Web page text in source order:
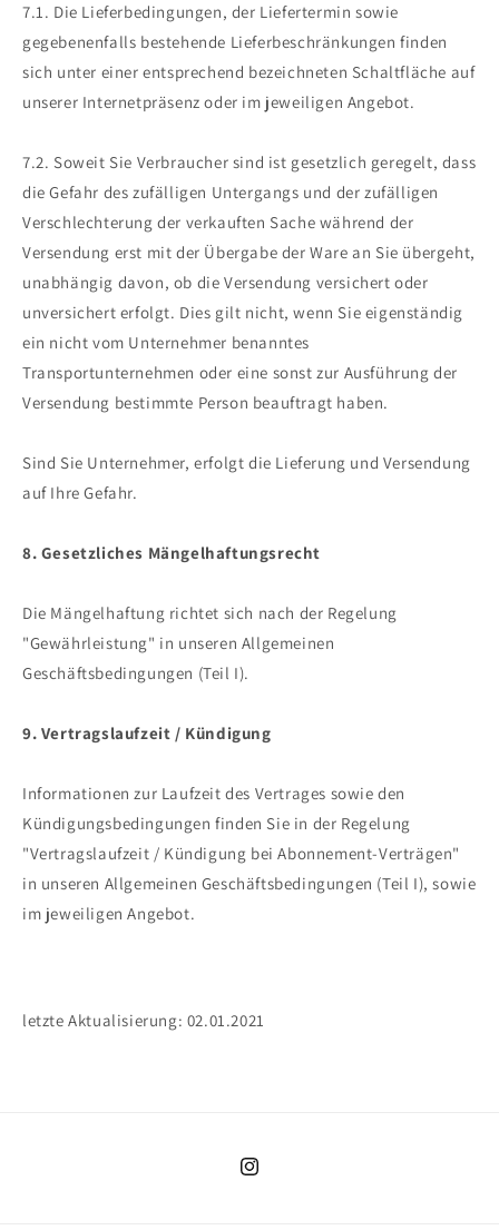
7.1. Die Lieferbedingungen, der Liefertermin sowie
gegebenenfalls bestehende Lieferbeschränkungen finden
sich unter einer entsprechend bezeichneten Schaltfläche auf
unserer Internetpräsenz oder im jeweiligen Angebot.
7.2. Soweit Sie Verbraucher sind ist gesetzlich geregelt, dass
die Gefahr des zufälligen Untergangs und der zufälligen
Verschlechterung der verkauften Sache während der
Versendung erst mit der Übergabe der Ware an Sie übergeht,
unabhängig davon, ob die Versendung versichert oder
unversichert erfolgt. Dies gilt nicht, wenn Sie eigenständig
ein nicht vom Unternehmer benanntes
Transportunternehmen oder eine sonst zur Ausführung der
Versendung bestimmte Person beauftragt haben.
Sind Sie Unternehmer, erfolgt die Lieferung und Versendung
auf Ihre Gefahr.
8. Gesetzliches Mängelhaftungsrecht
Die Mängelhaftung richtet sich nach der Regelung
"Gewährleistung" in unseren Allgemeinen
Geschäftsbedingungen (Teil I).
9. Vertragslaufzeit / Kündigung
Informationen zur Laufzeit des Vertrages sowie den
Kündigungsbedingungen finden Sie in der Regelung
"Vertragslaufzeit / Kündigung bei Abonnement-Verträgen"
in unseren Allgemeinen Geschäftsbedingungen (Teil I), sowie
im jeweiligen Angebot.
letzte Aktualisierung: 02.01.2021
Instagram